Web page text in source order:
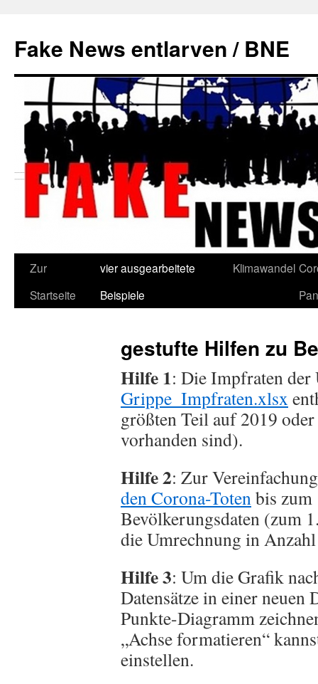
springen
Fake News entlarven / BNE
Zur
Startseite
vier ausgearbeitete
Beispiele
Klimawandel
gestufte Hilfen zu
Hilfe 1: Die Impfraten der
Grippe_Impfraten.xlsx
größten Teil auf 2019
vorhanden sind).
Hilfe 2: Zur
den Corona-Totenbis zum
Bevölkerungsdaten (zum
die Umrechnung in
Hilfe 3: Um die Grafik
Datensätze in einer neuen
Punkte-Diagramm
„Achse formatieren“
einstellen.